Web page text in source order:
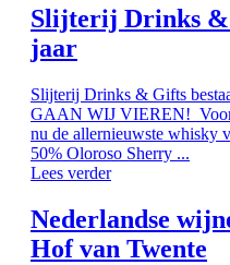
Slijterij Drinks &
jaar
Slijterij Drinks & Gifts
GAAN WIJ VIEREN! Voor
nu de allernieuwste
50% Oloroso Sherry ...
Lees verder
Nederlandse
Hof van Twente